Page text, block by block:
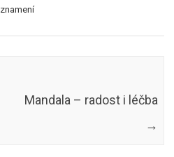
znamení
Mandala – radost i léčba
→